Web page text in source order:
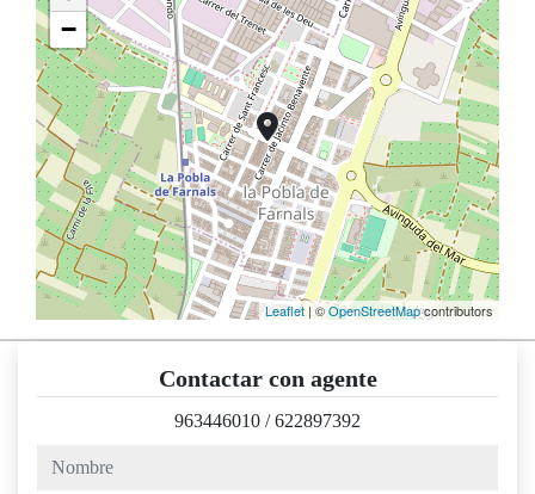
−
Leaflet | ©OpenStreetMapcontributors
Contactar con agente
963446010 /622897392
nombre